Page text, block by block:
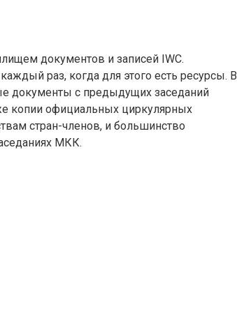
документов и записей IWC.
раз, когда для этого есть ресурсы. В
документы с предыдущих заседаний
копии официальных циркулярных
стран-членов, и большинство
МКК.